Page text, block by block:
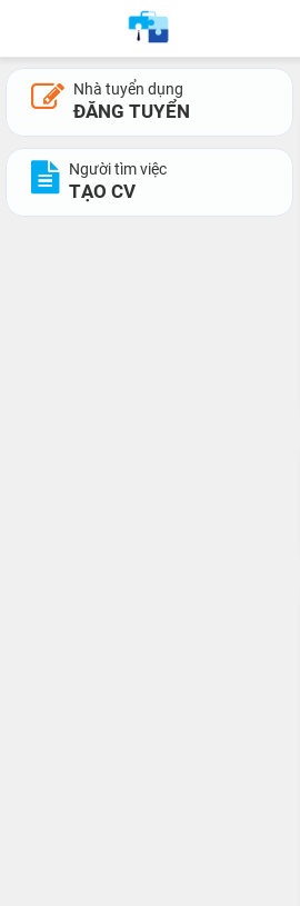
Nhà tuyển dụng
ĐĂNG TUYỂN
Người tìm việc
TẠO CV